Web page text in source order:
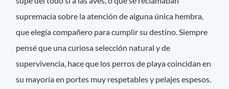
supremacía sobre la atención de alguna única hembra,
que elegía compañero para cumplir su destino. Siempre
pensé que una curiosa selección natural y de
supervivencia, hace que los perros de playa coincidan en
su mayoría en portes muy respetables y pelajes espesos.